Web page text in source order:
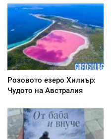
Розовото езеро Хилиър:
Чудото на Австралия